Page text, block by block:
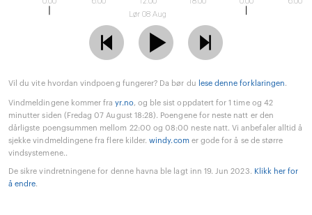
Lør 08 Aug
Vil du vite hvordan vindpoeng fungerer? Da bør du lese denne forklaringen.
Vindmeldingene kommer frayr.no, og ble sist oppdatert for 1 time og 42
minutter siden (Fredag 07 August 18:28). Poengene for neste natt er den
dårligste poengsummen mellom 22:00 og 08:00 neste natt. Vi anbefaler alltid å
sjekke vindmeldingene fra flere kilder.windy.comer gode for å se de større
vindsystemene..
De sikre vindretningene for denne havna ble lagt inn 19. Jun 2023. Klikk her for
å endre.